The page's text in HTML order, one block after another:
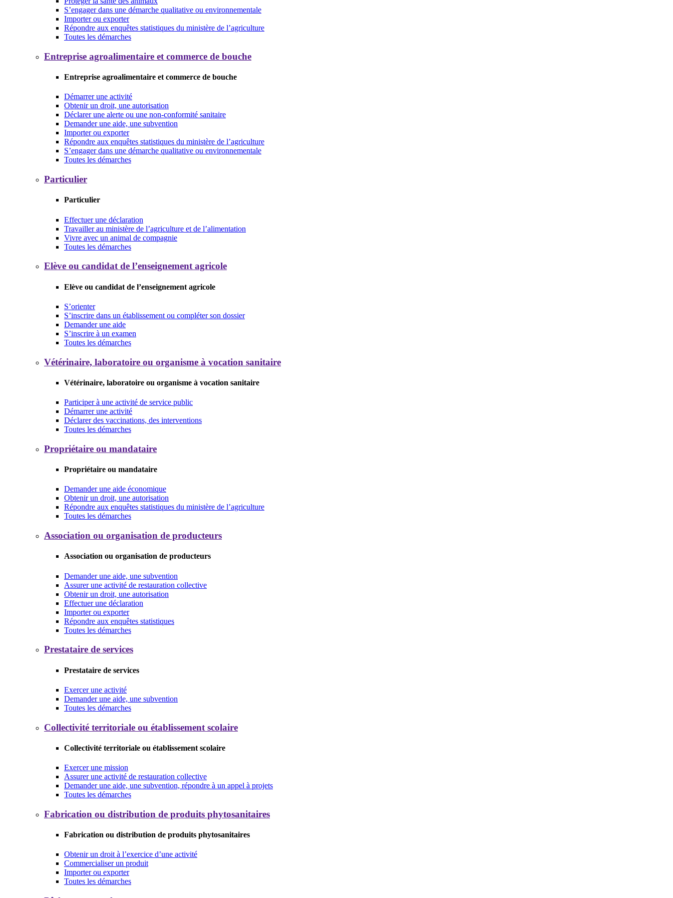
S’engager dans une démarche qualitative ou environnementale
Importer ou exporter
Répondre aux enquêtes statistiques du ministère de l’agriculture
Toutes les démarches
Entreprise agroalimentaire et commerce de bouche
Entreprise agroalimentaire et commerce de bouche
Démarrer une activité
Obtenir un droit, une autorisation
Déclarer une alerte ou une non-conformité sanitaire
Demander une aide, une subvention
Importer ou exporter
Répondre aux enquêtes statistiques du ministère de l’agriculture
S’engager dans une démarche qualitative ou environnementale
Toutes les démarches
Particulier
Particulier
Effectuer une déclaration
Travailler au ministère de l’agriculture et de l’alimentation
Vivre avec un animal de compagnie
Toutes les démarches
Elève ou candidat de l’enseignement agricole
Elève ou candidat de l’enseignement agricole
S’orienter
S’inscrire dans un établissement ou compléter son dossier
Demander une aide
S’inscrire à un examen
Toutes les démarches
Vétérinaire, laboratoire ou organisme à vocation sanitaire
Vétérinaire, laboratoire ou organisme à vocation sanitaire
Participer à une activité de service public
Démarrer une activité
Déclarer des vaccinations, des interventions
Toutes les démarches
Propriétaire ou mandataire
Propriétaire ou mandataire
Demander une aide économique
Obtenir un droit, une autorisation
Répondre aux enquêtes statistiques du ministère de l’agriculture
Toutes les démarches
Association ou organisation de producteurs
Association ou organisation de producteurs
Demander une aide, une subvention
Assurer une activité de restauration collective
Obtenir un droit, une autorisation
Effectuer une déclaration
Importer ou exporter
Répondre aux enquêtes statistiques
Toutes les démarches
Prestataire de services
Prestataire de services
Exercer une activité
Demander une aide, une subvention
Toutes les démarches
Collectivité territoriale ou établissement scolaire
Collectivité territoriale ou établissement scolaire
Exercer une mission
Assurer une activité de restauration collective
Demander une aide, une subvention, répondre à un appel à projets
Toutes les démarches
Fabrication ou distribution de produits phytosanitaires
Fabrication ou distribution de produits phytosanitaires
Obtenir un droit à l’exercice d’une activité
Commercialiser un produit
Importer ou exporter
Toutes les démarches